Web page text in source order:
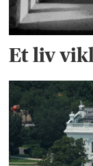
Et liv